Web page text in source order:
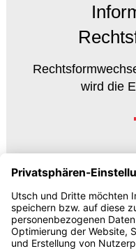
wird die
©
AGB und